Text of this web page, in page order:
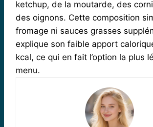
ketchup, de la moutarde, des
des oignons. Cette composition
fromage ni sauces grasses
explique son faible apport
kcal, ce qui en fait l’option la plus
menu.